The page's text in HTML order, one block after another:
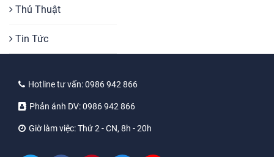
Thủ Thuật
Tin Tức
Hotline tư vấn:0986 942 866
Phản ánh DV:0986 942 866
Giờ làm việc:Thứ 2 - CN, 8h - 20h